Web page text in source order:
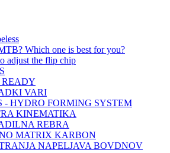
Which one is best for you?
adjust the flip chip
READY
VARI
- HYDRO FORMING SYSTEM
KINEMATIKA
REBRA
MATRIX KARBON
NAPELJAVA BOVDNOV